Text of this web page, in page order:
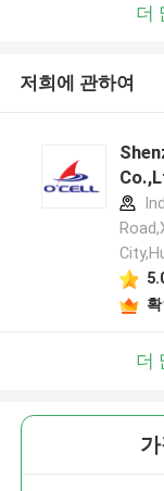
더
저희에 관하여
더